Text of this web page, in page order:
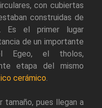
con cubiertas
construidas de
Es el primer lugar
de un importante
Egeo, el tholos,
etapa del mismo
cerámico.
tamaño, pues llegan a